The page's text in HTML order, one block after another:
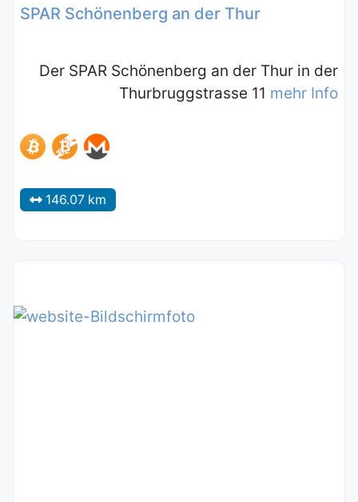
SPAR Schönenberg an der Thur
Der SPAR Schönenberg an der Thur in der
Thurbruggstrasse 11 mehr Info
146.07 km